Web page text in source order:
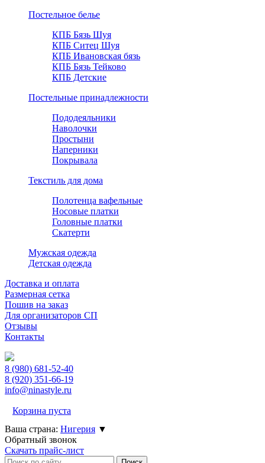
Постельное белье
КПБ Бязь Шуя
КПБ Ситец Шуя
КПБ Ивановская бязь
КПБ Бязь Тейково
КПБ Детские
Постельные принадлежности
Пододеяльники
Наволочки
Простыни
Наперники
Покрывала
Текстиль для дома
Полотенца вафельные
Носовые платки
Головные платки
Скатерти
Мужская одежда
Детская одежда
Доставка и оплата
Размерная сетка
Пошив на заказ
Для организаторов СП
Отзывы
Контакты
8 (980) 681-52-40
8 (920) 351-66-19
info@ninastyle.ru
Корзина пуста
Ваша страна: Нигерия ▼
Обратный звонок
Скачать прайс-лист